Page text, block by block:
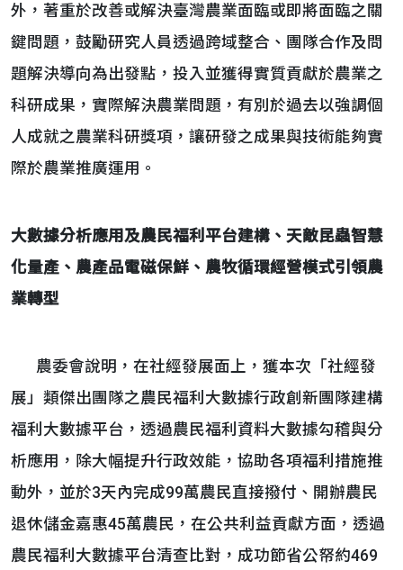
外，著重於改善或解決臺灣農業面臨或即將面臨之關
鍵問題，鼓勵研究人員透過跨域整合、團隊合作及問
題解決導向為出發點，投入並獲得實質貢獻於農業之
科研成果，實際解決農業問題，有別於過去以強調個
人成就之農業科研獎項，讓研發之成果與技術能夠實
際於農業推廣運用。
大數據分析應用及農民福利平台建構、天敵昆蟲智慧
化量產、農產品電磁保鮮、農牧循環經營模式引領農
業轉型
農委會說明，在社經發展面上，獲本次「社經發
展」類傑出團隊之農民福利大數據行政創新團隊建構
福利大數據平台，透過農民福利資料大數據勾稽與分
析應用，除大幅提升行政效能，協助各項福利措施推
動外，並於3天內完成99萬農民直接撥付、開辦農民
退休儲金嘉惠45萬農民，在公共利益貢獻方面，透過
農民福利大數據平台清查比對，成功節省公帑約469